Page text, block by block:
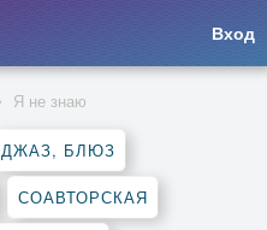
Вход
Я не знаю
ДЖАЗ, БЛЮЗ
СОАВТОРСКАЯ